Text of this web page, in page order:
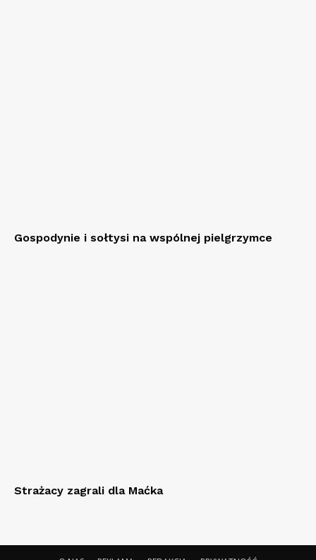
Gospodynie i sołtysi na wspólnej pielgrzymce
Strażacy zagrali dla Maćka